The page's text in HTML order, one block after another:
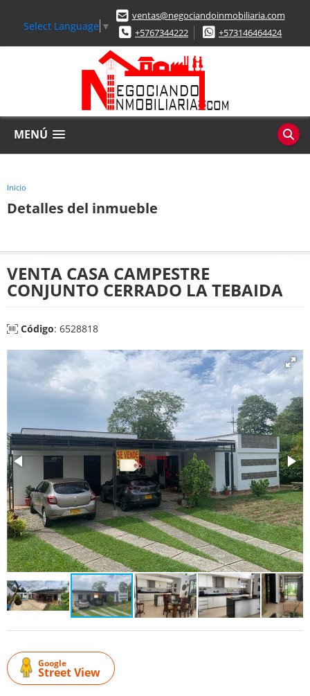
Select Language ▼
ventas@negociandoinmobiliaria.com
+5767344222
+573146464424
MENÚ
Inicio
Detalles del inmueble
VENTA CASA CAMPESTRE
CONJUNTO CERRADO LA TEBAIDA
Código: 6528818
Google
Street View